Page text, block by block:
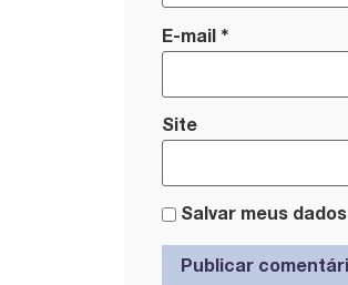
E-mail *
Site
Salvar meus